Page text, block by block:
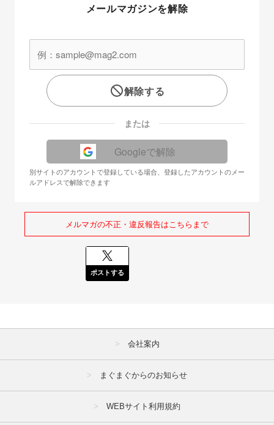
メールマガジンを解除
解除する
または
Googleで解除
別サイトのアカウントで登録している場合、登録したアカウントのメー
ルアドレスで解除できます
メルマガの不正・違反報告はこちらまで
ポストする
会社案内
まぐまぐからのお知らせ
WEBサイト利用規約